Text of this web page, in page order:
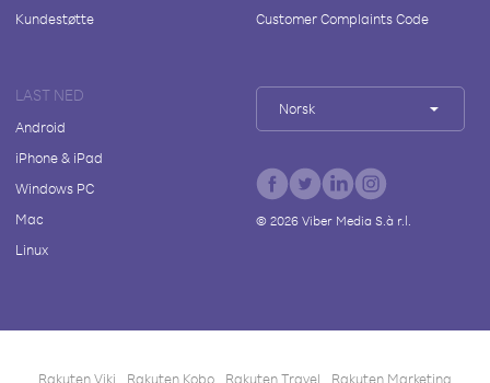
Kundestøtte
Customer Complaints Code
LAST NED
Android
iPhone & iPad
Windows PC
Mac
Linux
Norsk
© 2026Viber Media S.à r.l.
Rakuten Viki Rakuten Kobo Rakuten Travel Rakuten Marketing